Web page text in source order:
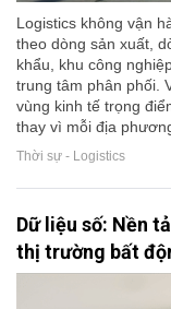
Logistics không vận
theo dòng sản xuất,
khẩu, khu công
trung tâm phân phối.
vùng kinh tế trọng
thay vì mỗi địa
Thời sự - Logistics
Dữ liệu số: Nền
thị trường bất